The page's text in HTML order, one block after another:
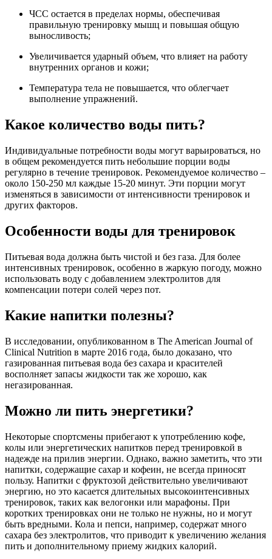
ЧСС остается в пределах нормы, обеспечивая
правильную тренировку мышц и повышая общую
выносливость;
Увеличивается ударный объем, что влияет на работу
внутренних органов и кожи;
Температура тела не повышается, что облегчает
выполнение упражнений.
Какое количество воды пить?
Индивидуальные потребности воды могут варьироваться, но
в общем рекомендуется пить небольшие порции воды
регулярно в течение тренировок. Рекомендуемое количество –
около 150-250 мл каждые 15-20 минут. Эти порции могут
изменяться в зависимости от интенсивности тренировок и
других факторов.
Особенности воды для тренировок
Питьевая вода должна быть чистой и без газа. Для более
интенсивных тренировок, особенно в жаркую погоду, можно
использовать воду с добавлением электролитов для
компенсации потери солей через пот.
Какие напитки полезны?
В исследовании, опубликованном в The American Journal of
Clinical Nutrition в марте 2016 года, было доказано, что
газированная питьевая вода без сахара и красителей
восполняет запасы жидкости так же хорошо, как
негазированная.
Можно ли пить энергетики?
Некоторые спортсмены прибегают к употреблению кофе,
колы или энергетических напитков перед тренировкой в
надежде на прилив энергии. Однако, важно заметить, что эти
напитки, содержащие сахар и кофеин, не всегда приносят
пользу. Напитки с фруктозой действительно увеличивают
энергию, но это касается длительных высокоинтенсивных
тренировок, таких как велогонки или марафоны. При
коротких тренировках они не только не нужны, но и могут
быть вредными. Кола и пепси, например, содержат много
сахара без электролитов, что приводит к увеличению желания
пить и дополнительному приему жидких калорий.